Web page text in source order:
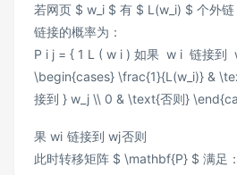
若网页 $ w_i $ 有 $ L(w_i) $ 个外
链接的概率为：
P i j = { 1 L ( w i ) 如果 w i 链接到
\begin{cases} \frac{1}{L(w_i)} &
接到 } w_j \\ 0 & \text{否则}
果 wi 链接到 wj否则
此时转移矩阵 $ \mathbf{P} $ 满足：